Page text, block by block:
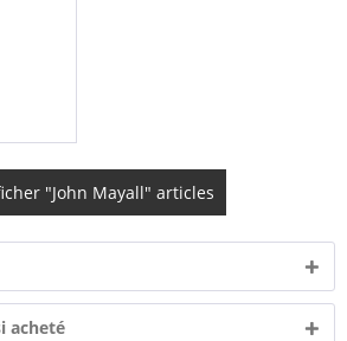
"John Mayall" articles
acheté